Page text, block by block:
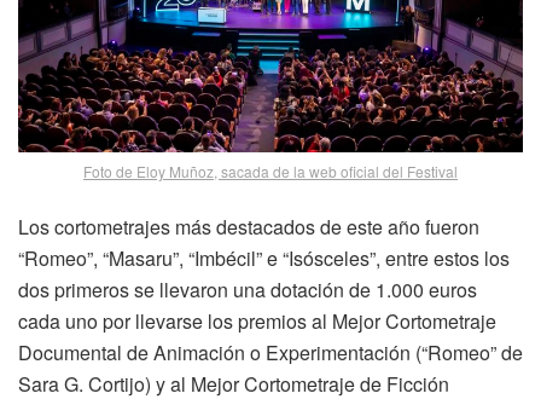
Foto de Eloy Muñoz, sacada de la web oficial del Festival
Los cortometrajes más destacados de este año fueron
“Romeo”, “Masaru”, “Imbécil” e “Isósceles”, entre estos los
dos primeros se llevaron una dotación de 1.000 euros
cada uno por llevarse los premios al Mejor Cortometraje
Documental de Animación o Experimentación (“Romeo” de
Sara G. Cortijo) y al Mejor Cortometraje de Ficción